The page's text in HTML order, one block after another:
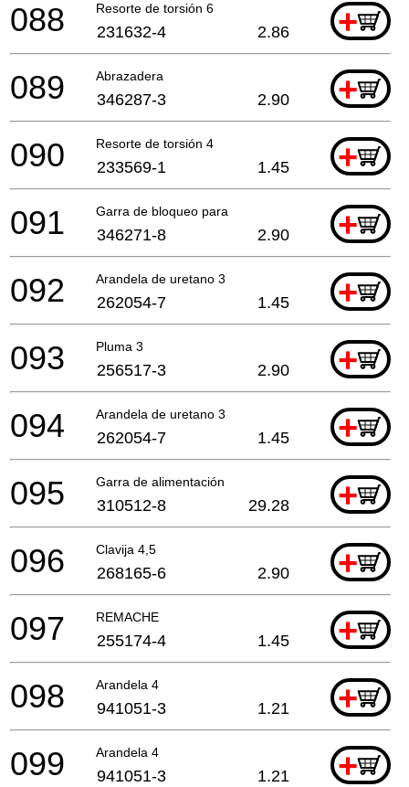
Resorte de torsión 6 +
088 231632-4 2.86
Abrazadera +
089 346287-3 2.90
Resorte de torsión 4 +
090 233569-1 1.45
Garra de bloqueo para +
091 346271-8 2.90
Arandela de uretano 3 +
092 262054-7 1.45
Pluma 3 +
093 256517-3 2.90
Arandela de uretano 3 +
094 262054-7 1.45
Garra de alimentación +
095 310512-8 29.28
Clavija 4,5 +
096 268165-6 2.90
REMACHE +
097 255174-4 1.45
Arandela 4 +
098 941051-3 1.21
Arandela 4 +
099 941051-3 1.21